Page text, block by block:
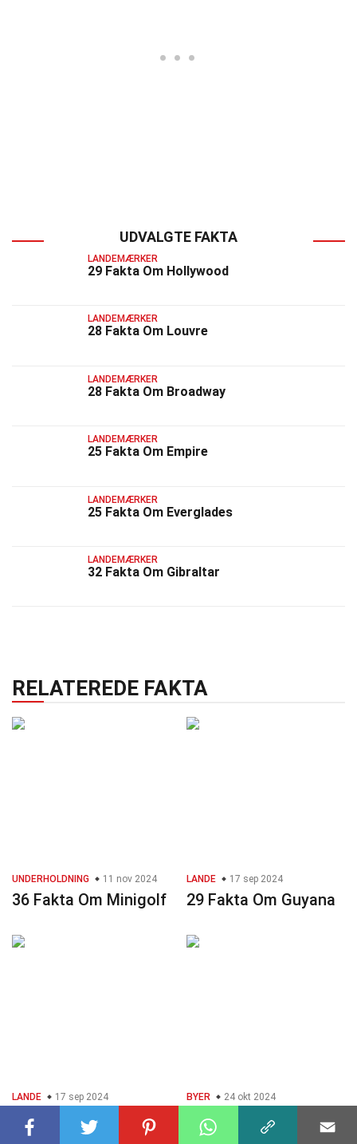
UDVALGTE FAKTA
LANDEMÆRKER
29 Fakta Om Hollywood
LANDEMÆRKER
28 Fakta Om Louvre
LANDEMÆRKER
28 Fakta Om Broadway
LANDEMÆRKER
25 Fakta Om Empire
LANDEMÆRKER
25 Fakta Om Everglades
LANDEMÆRKER
32 Fakta Om Gibraltar
RELATEREDE FAKTA
UNDERHOLDNING 11 nov 2024
36 Fakta Om Minigolf
LANDE 17 sep 2024
29 Fakta Om Guyana
LANDE 17 sep 2024
33 Fakta Om Lesotho
BYER 24 okt 2024
26 Fakta Om Kribi